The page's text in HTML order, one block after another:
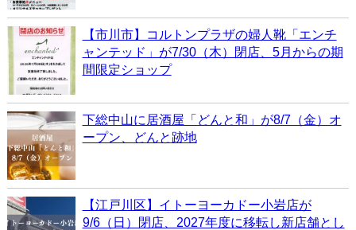
【市川市】コルトンプラザの婦人靴「エンチ
ャンテッド」が7/30（木）閉店、5月からの期
間限定ショップ
下総中山に居酒屋「どんと和」が8/7（金）オ
ープン、どんと跡地
【江戸川区】イトーヨーカドー小岩店が
9/6（日）閉店、2027年度に移転し新店舗とし